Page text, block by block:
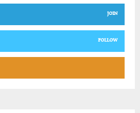
JOIN
FOLLOW